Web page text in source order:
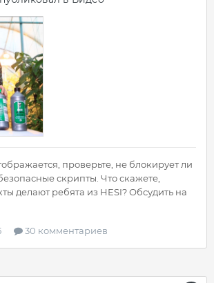
проверьте, не блокирует ли
скрипты. Что скажете,
делают ребята из HESI? Обсудить на
30 комментариев